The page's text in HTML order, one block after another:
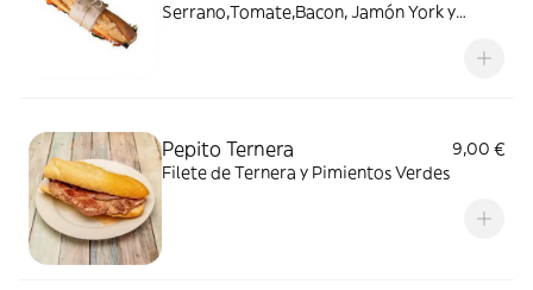
Serrano,Tomate,Bacon, Jamón York y
Pepito Ternera
9,00 €
Filete de Ternera y Pimientos Verdes